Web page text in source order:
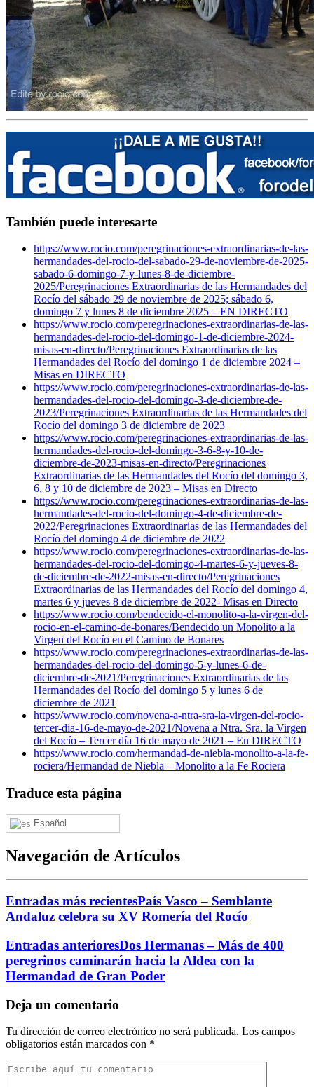
También puede interesarte
https://www.rocio.com/peregrinaciones-extraordinarias-de-las-
hermandades-del-rocio-del-sabado-29-de-noviembre-de-2025-
sabado-6-domingo-7-y-lunes-8-de-diciembre-
2025/Peregrinaciones Extraordinarias de las Hermandades del
Rocío del sábado 29 de noviembre de 2025; sábado 6,
domingo 7 y lunes 8 de diciembre 2025 – EN DIRECTO
https://www.rocio.com/peregrinaciones-extraordinarias-de-las-
hermandades-del-rocio-del-domingo-1-de-diciembre-2024-
misas-en-directo/Peregrinaciones Extraordinarias de las
Hermandades del Rocío del domingo 1 de diciembre 2024 –
Misas en DIRECTO
https://www.rocio.com/peregrinaciones-extraordinarias-de-las-
hermandades-del-rocio-del-domingo-3-de-diciembre-de-
2023/Peregrinaciones Extraordinarias de las Hermandades del
Rocío del domingo 3 de diciembre de 2023
https://www.rocio.com/peregrinaciones-extraordinarias-de-las-
hermandades-del-rocio-del-domingo-3-6-8-y-10-de-
diciembre-de-2023-misas-en-directo/Peregrinaciones
Extraordinarias de las Hermandades del Rocío del domingo 3,
6, 8 y 10 de diciembre de 2023 – Misas en Directo
https://www.rocio.com/peregrinaciones-extraordinarias-de-las-
hermandades-del-rocio-del-domingo-4-de-diciembre-de-
2022/Peregrinaciones Extraordinarias de las Hermandades del
Rocío del domingo 4 de diciembre de 2022
https://www.rocio.com/peregrinaciones-extraordinarias-de-las-
hermandades-del-rocio-del-domingo-4-martes-6-y-jueves-8-
de-diciembre-de-2022-misas-en-directo/Peregrinaciones
Extraordinarias de las Hermandades del Rocío del domingo 4,
martes 6 y jueves 8 de diciembre de 2022- Misas en Directo
https://www.rocio.com/bendecido-el-monolito-a-la-virgen-del-
rocio-en-el-camino-de-bonares/Bendecido un Monolito a la
Virgen del Rocío en el Camino de Bonares
https://www.rocio.com/peregrinaciones-extraordinarias-de-las-
hermandades-del-rocio-del-domingo-5-y-lunes-6-de-
diciembre-de-2021/Peregrinaciones Extraordinarias de las
Hermandades del Rocío del domingo 5 y lunes 6 de
diciembre de 2021
https://www.rocio.com/novena-a-ntra-sra-la-virgen-del-rocio-
tercer-dia-16-de-mayo-de-2021/Novena a Ntra. Sra. la Virgen
del Rocío – Tercer día 16 de mayo de 2021 – En DIRECTO
https://www.rocio.com/hermandad-de-niebla-monolito-a-la-fe-
rociera/Hermandad de Niebla – Monolito a la Fe Rociera
Traduce esta página
Español
Navegación de Artículos
Entradas más recientesPaís Vasco – Semblante
Andaluz celebra su XV Romería del Rocío
Entradas anterioresDos Hermanas – Más de 400
peregrinos caminarán hacia la Aldea con la
Hermandad de Gran Poder
Deja un comentario
Tu dirección de correo electrónico no será publicada. Los campos
obligatorios están marcados con *